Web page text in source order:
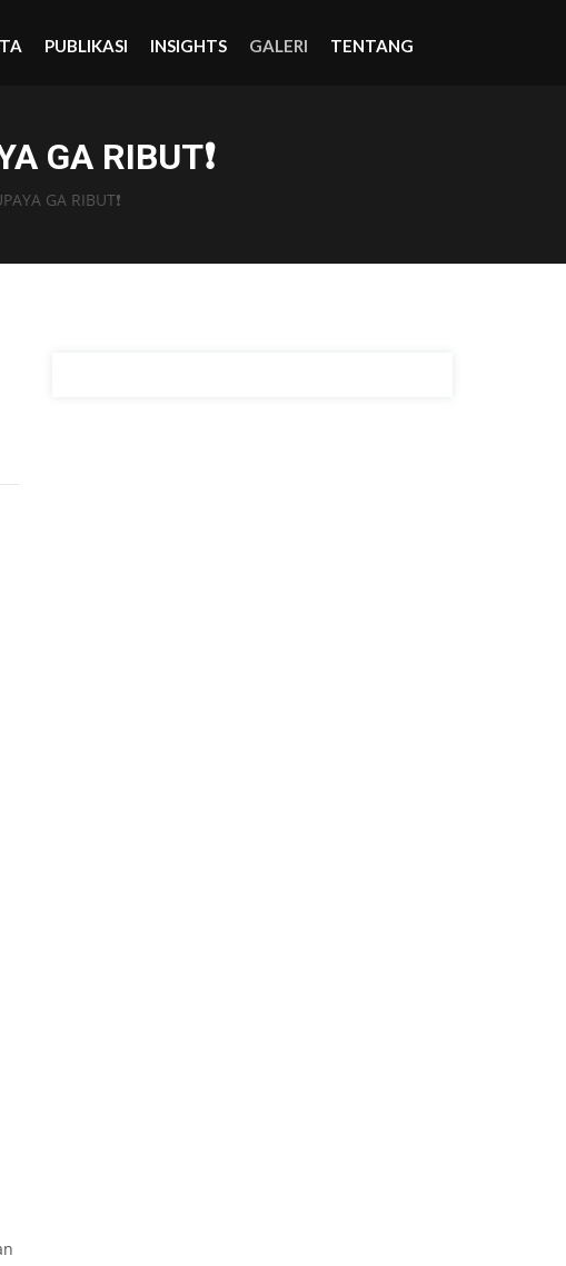
PUBLIKASI INSIGHTS GALERI TENTANG
GA RIBUT❗
GA RIBUT❗